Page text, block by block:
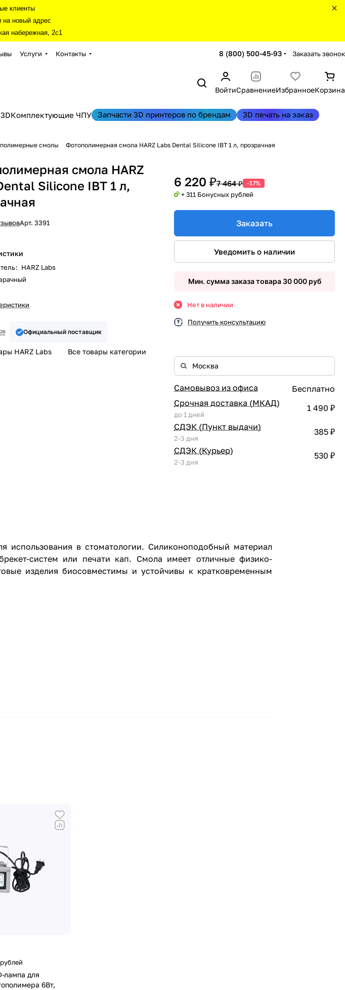
клиенты
на новый адрес
набережная, 2с1
Услуги Контакты 8 (800) 500-45-93 Заказать звонок
ВойтиСравнениеИзбранноеКорзина
Комплектующие ЧПУ Запчасти 3D принтеров по брендам 3D печать на заказ
смолы Фотополимерная смола HARZ Labs Dental Silicone IBT 1 л, прозрачная
смола HARZ
Silicone IBT 1 л,
Арт.3391
: HARZ Labs
Официальный поставщик
HARZ Labs Все товары категории
6 220 ₽7 464 ₽ -17%
+ 311 Бонусных рублей
Заказать
Уведомить о наличии
Мин. сумма заказа товара 30 000 руб
Нет в наличии
Получить консультацию
Самовывоз из офиса
Бесплатно
Срочная доставка (МКАД)
до 1 дней
1 490 ₽
СДЭК (Пункт выдачи)
2-3 дня
385 ₽
СДЭК (Курьер)
2-3 дня
530 ₽
в стоматологии. Силиконоподобный материал
систем или печати кап. Смола имеет отличные физико-
изделия биосовместимы и устойчивы к кратковременным
лампа для
6Вт,